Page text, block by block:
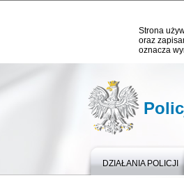
Strona
oraz
oznacza
DZIAŁANIA POLICJI